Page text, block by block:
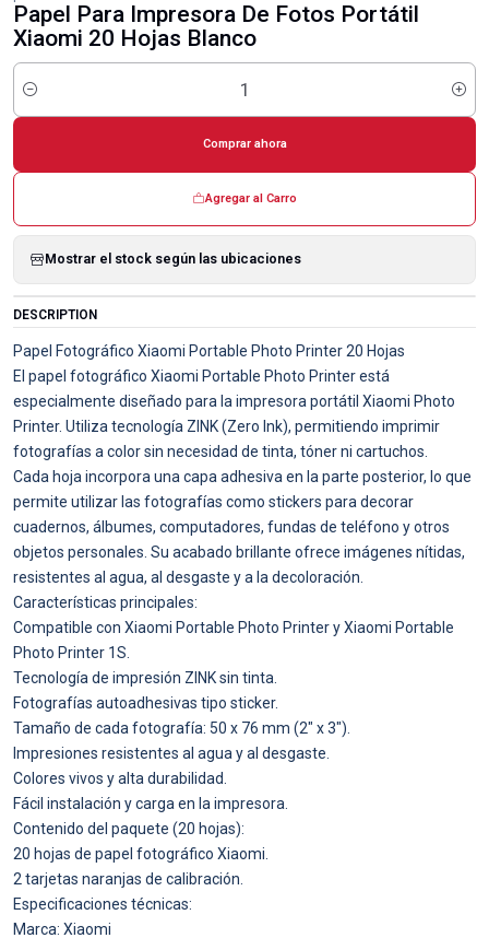
Papel Para Impresora De Fotos Portátil
Xiaomi 20 Hojas Blanco
Cantidad
Agregar al Carro
Comprar ahora
Mostrar el stock según las ubicaciones
DESCRIPTION
Papel Fotográfico Xiaomi Portable Photo Printer 20 Hojas
El papel fotográfico Xiaomi Portable Photo Printer está
especialmente diseñado para la impresora portátil Xiaomi Photo
Printer. Utiliza tecnología ZINK (Zero Ink), permitiendo imprimir
fotografías a color sin necesidad de tinta, tóner ni cartuchos.
Cada hoja incorpora una capa adhesiva en la parte posterior, lo que
permite utilizar las fotografías como stickers para decorar
cuadernos, álbumes, computadores, fundas de teléfono y otros
objetos personales. Su acabado brillante ofrece imágenes nítidas,
resistentes al agua, al desgaste y a la decoloración.
Características principales:
Compatible con Xiaomi Portable Photo Printer y Xiaomi Portable
Photo Printer 1S.
Tecnología de impresión ZINK sin tinta.
Fotografías autoadhesivas tipo sticker.
Tamaño de cada fotografía: 50 x 76 mm (2" x 3").
Impresiones resistentes al agua y al desgaste.
Colores vivos y alta durabilidad.
Fácil instalación y carga en la impresora.
Contenido del paquete (20 hojas):
20 hojas de papel fotográfico Xiaomi.
2 tarjetas naranjas de calibración.
Especificaciones técnicas:
Marca: Xiaomi